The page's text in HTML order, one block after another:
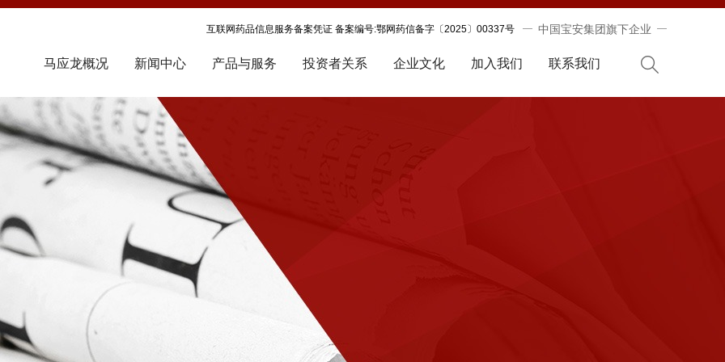
互联网药品信息服务备案凭证 备案编号:鄂网药信备字〔2025〕00337号 中国宝安集团旗下企业
马应龙概况 新闻中心 产品与服务 投资者关系 企业文化 加入我们 联系我们